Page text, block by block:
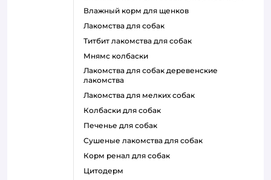
влажный корм для щенков
лакомства для собак
титбит лакомства для собак
мнямс колбаски
лакомства для собак деревенские
лакомства
лакомства для мелких собак
колбаски для собак
печенье для собак
сушеные лакомства для собак
корм ренал для собак
цитодерм